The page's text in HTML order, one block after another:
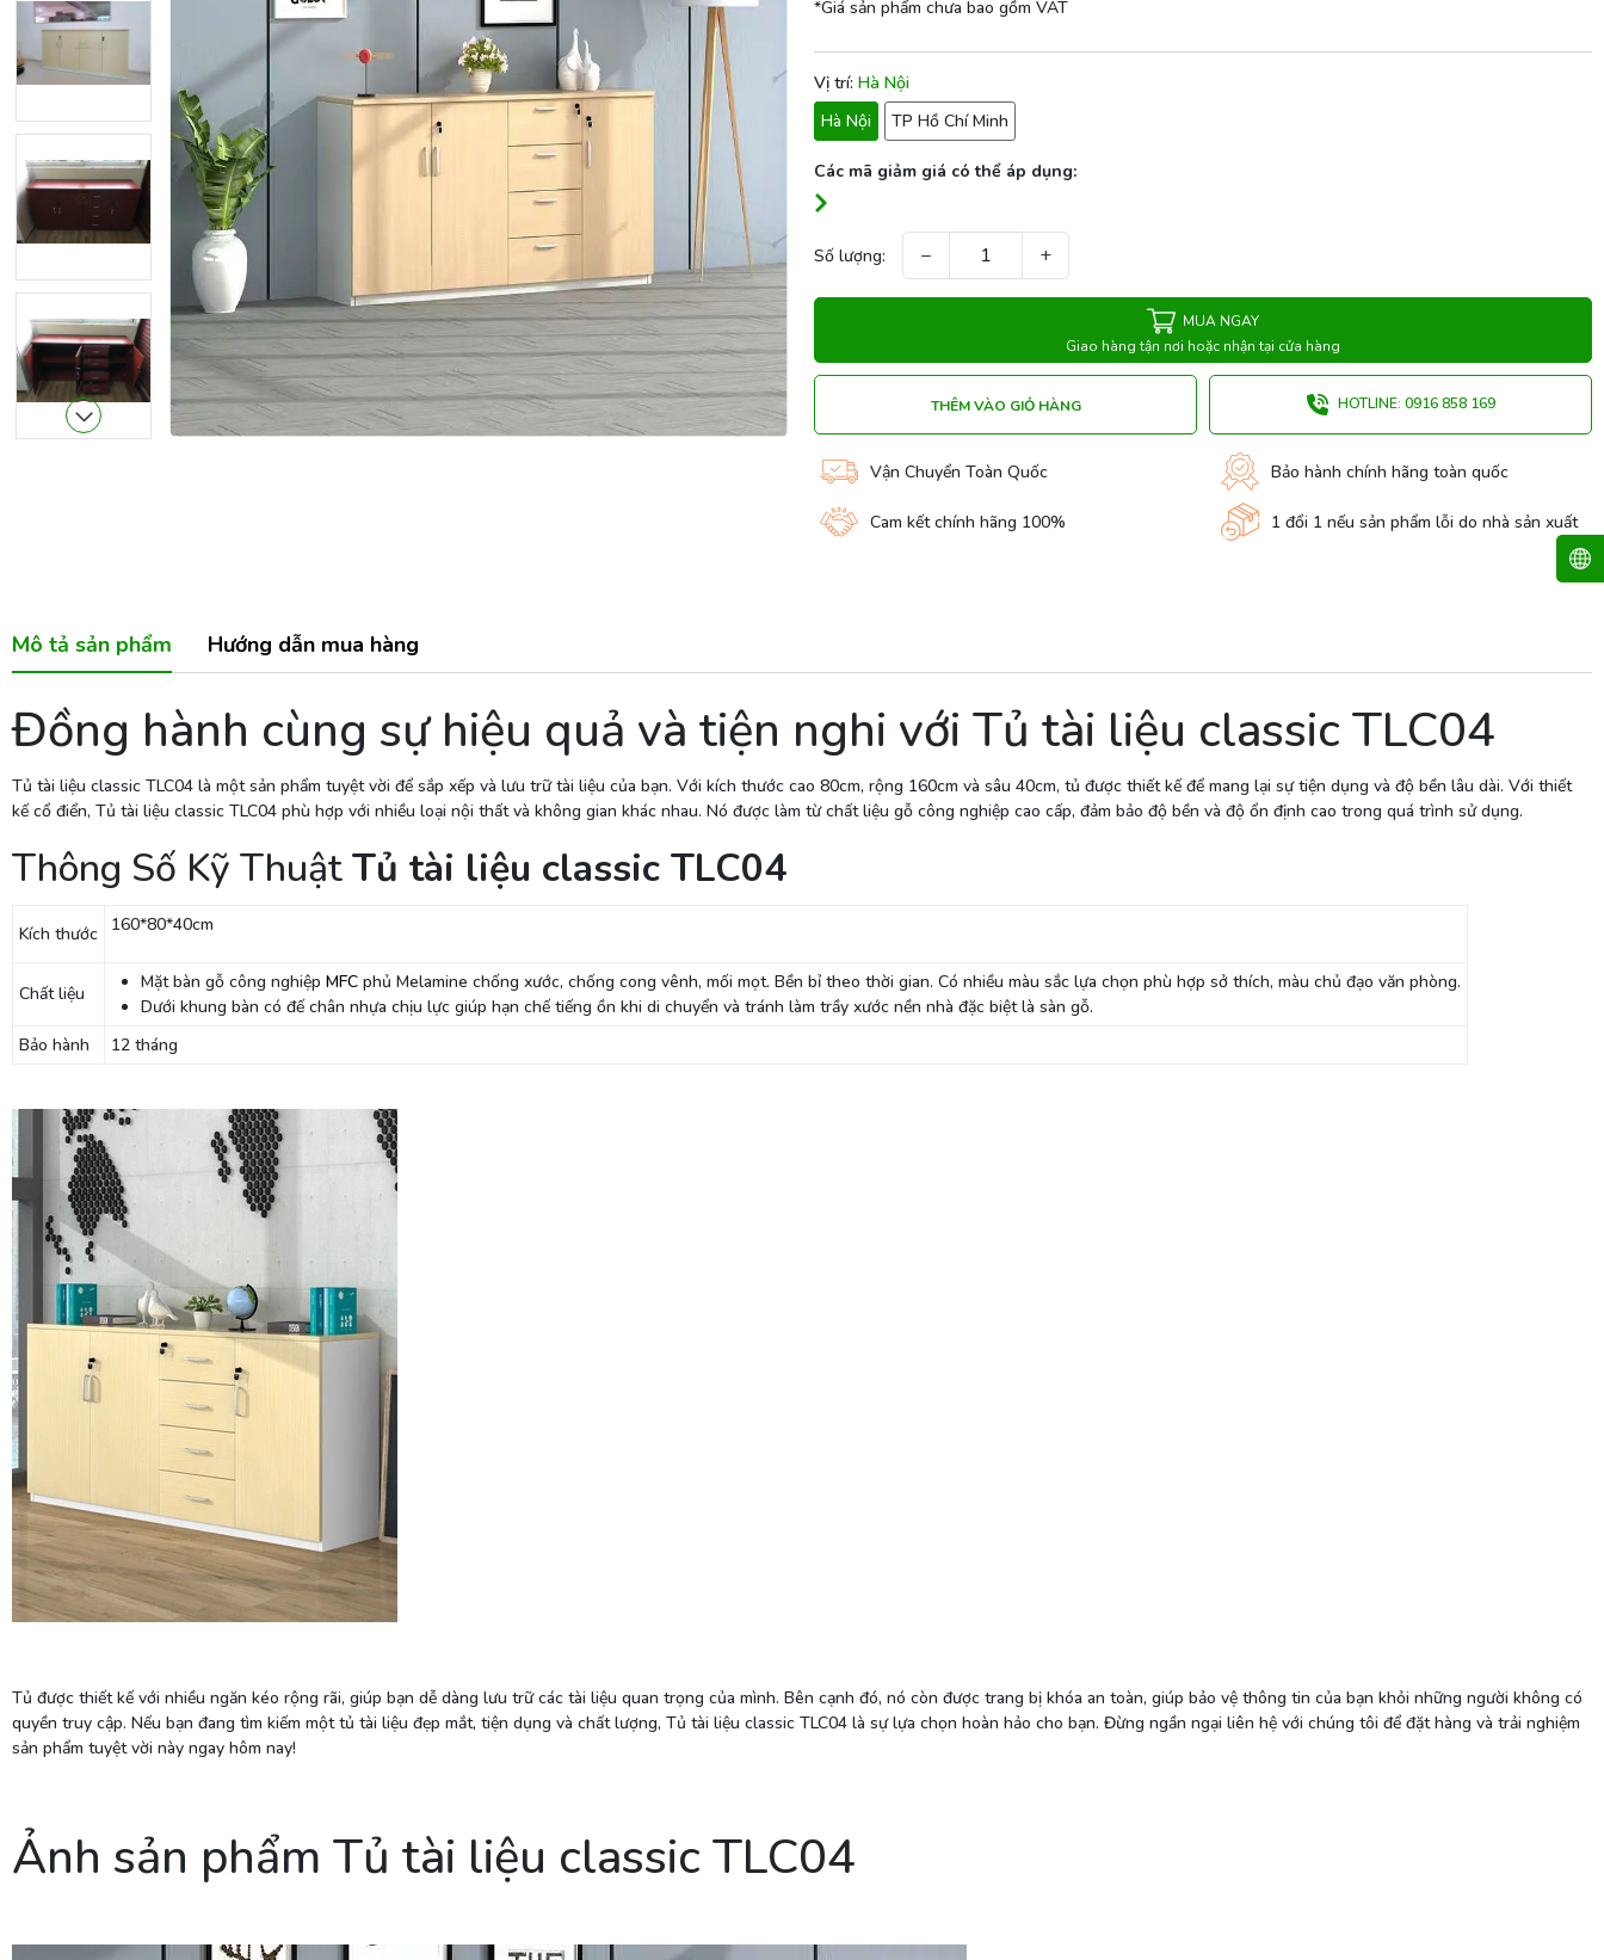
*Giá sản phẩm chưa bao gồm VAT
Vị trí: Hà Nội
Hà Nội
TP Hồ Chí Minh
Các mã giảm giá có thể áp dụng:
Số lượng: − +
MUA NGAY
Giao hàng tận nơi hoặc nhận tại cửa hàng
THÊM VÀO GIỎ HÀNG HOTLINE: 0916 858 169
Vận Chuyển Toàn Quốc Bảo hành chính hãng toàn quốc
Cam kết chính hãng 100% 1 đổi 1 nếu sản phẩm lỗi do nhà sản xuất
Mô tả sản phẩm Hướng dẫn mua hàng
Đồng hành cùng sự hiệu quả và tiện nghi với Tủ tài liệu classic TLC04
Tủ tài liệu classic TLC04 là một sản phẩm tuyệt vời để sắp xếp và lưu trữ tài liệu của bạn. Với kích thước cao 80cm, rộng 160cm và sâu 40cm, tủ được thiết kế để mang lại sự tiện dụng và độ bền lâu dài. Với thiết
kế cổ điển, Tủ tài liệu classic TLC04 phù hợp với nhiều loại nội thất và không gian khác nhau. Nó được làm từ chất liệu gỗ công nghiệp cao cấp, đảm bảo độ bền và độ ổn định cao trong quá trình sử dụng.
Thông Số Kỹ ThuậtTủ tài liệu classic TLC04
Kích thước 160*80*40cm
Chất liệu
Mặt bàn gỗ công nghiệp MFC phủ Melamine chống xước, chống cong vênh, mối mọt. Bền bỉ theo thời gian. Có nhiều màu sắc lựa chọn phù hợp sở thích, màu chủ đạo văn phòng.
Dưới khung bàn có đế chân nhựa chịu lực giúp hạn chế tiếng ồn khi di chuyển và tránh làm trầy xước nền nhà đặc biệt là sàn gỗ.
Bảo hành
12 tháng
Tủ được thiết kế với nhiều ngăn kéo rộng rãi, giúp bạn dễ dàng lưu trữ các tài liệu quan trọng của mình. Bên cạnh đó, nó còn được trang bị khóa an toàn, giúp bảo vệ thông tin của bạn khỏi những người không có
quyền truy cập. Nếu bạn đang tìm kiếm một tủ tài liệu đẹp mắt, tiện dụng và chất lượng, Tủ tài liệu classic TLC04 là sự lựa chọn hoàn hảo cho bạn. Đừng ngần ngại liên hệ với chúng tôi để đặt hàng và trải nghiệm
sản phẩm tuyệt vời này ngay hôm nay!
Ảnh sản phẩm Tủ tài liệu classic TLC04